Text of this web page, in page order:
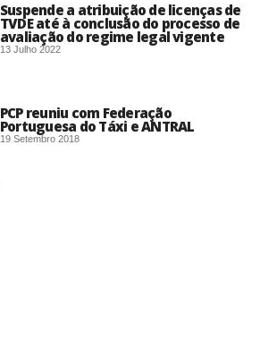
Suspende a atribuição de licenças de
TVDE até à conclusão do processo de
avaliação do regime legal vigente
13 Julho 2022
PCP reuniu com Federação
Portuguesa do Táxi e ANTRAL
19 Setembro 2018